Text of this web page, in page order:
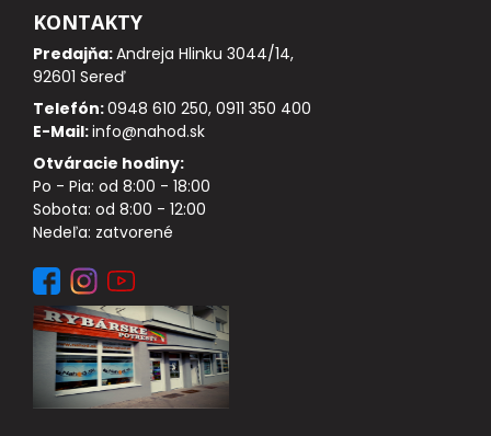
KONTAKTY
Predajňa:Andreja Hlinku 3044/14,
92601 Sereď
Telefón:0948 610 250, 0911 350 400
E-Mail:info@nahod.sk
Otváracie hodiny:
Po - Pia: od 8:00 - 18:00
Sobota: od 8:00 - 12:00
Nedeľa: zatvorené
SPODOVÉ NAVIJAKY
BIŽUTÉRIA
VLASCE, ŠNÚRY, PLETENKY
HÁČIKY
OBRATLÍKY A KARABÍNKY
MONTÁŽE A KLIPY
hotové náväzce
HADIČKY, PREVLEKY, ROVNÁTKA